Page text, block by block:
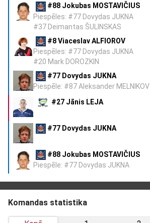
#88 Jokubas MOSTAVIČIUS
Piespēles: #77 Dovydas JUKNA
#37 Deimantas ŠULINSKAS
#8 Viaceslav ALFIOROV
Piespēles: #77 Dovydas JUKNA
#20 Mark DOROZKIN
#77 Dovydas JUKNA
Piespēle: #87 Aleksander MELNIKOV
#27 Jānis LEJA
#77 Dovydas JUKNA
#88 Jokubas MOSTAVIČIUS
Piespēle: #77 Dovydas JUKNA
Komandas statistika